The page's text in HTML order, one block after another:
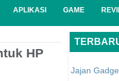
APLIKASI GAME
HP
Jajan